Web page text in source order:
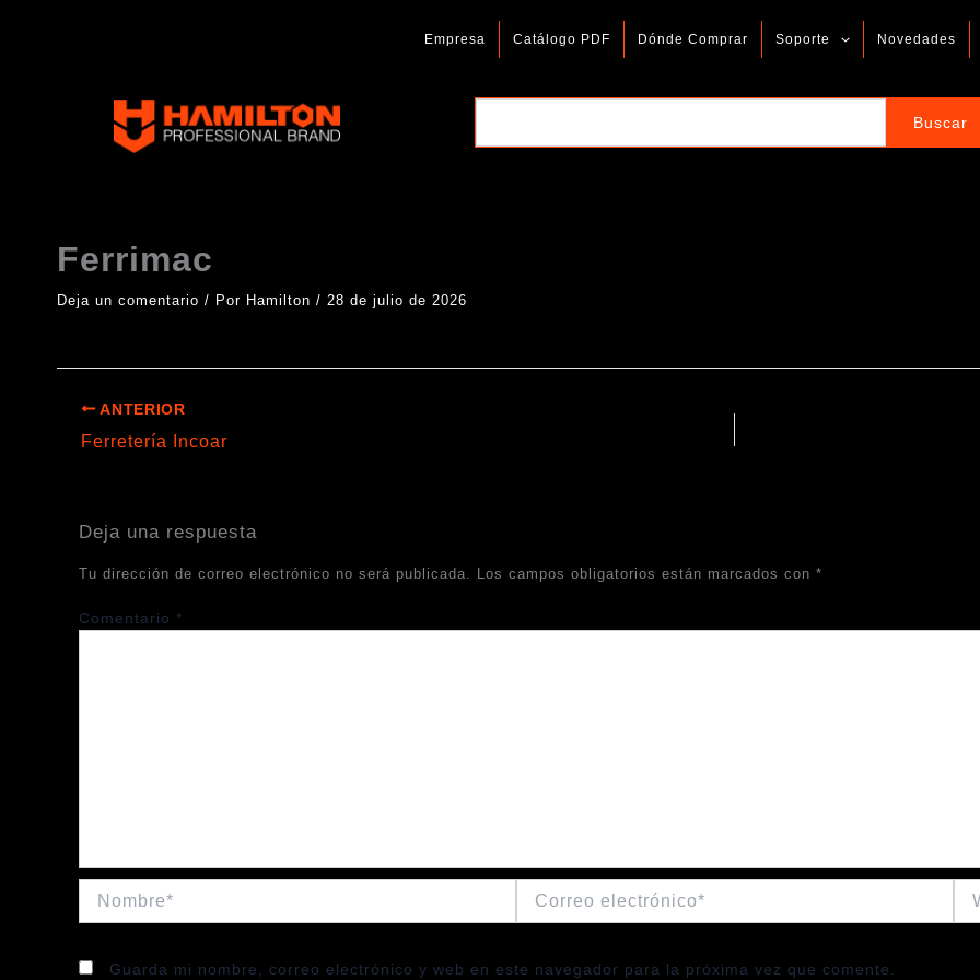
Empresa Catálogo PDF Dónde Comprar Soporte Novedades
Ferrimac
Deja un comentario / Por Hamilton / 28 de julio de 2026
ANTERIOR
Ferretería Incoar
Deja una respuesta
Tu dirección de correo electrónico no será publicada. Los campos obligatorios están marcados con *
Comentario *
electrónico*
Guarda mi nombre, correo electrónico y web en este navegador para la próxima vez que comente.